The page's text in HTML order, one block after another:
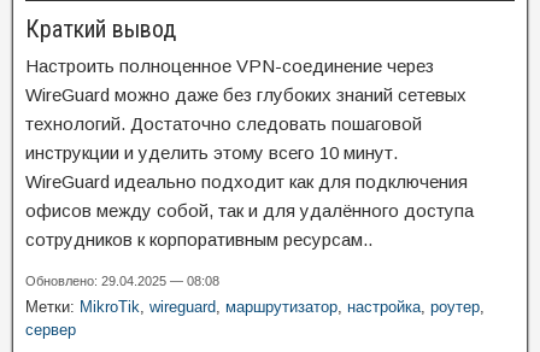
Краткий вывод
Настроить полноценное VPN-соединение через
WireGuard можно даже без глубоких знаний сетевых
технологий. Достаточно следовать пошаговой
инструкции и уделить этому всего 10 минут.
WireGuard идеально подходит как для подключения
офисов между собой, так и для удалённого доступа
сотрудников к корпоративным ресурсам..
Обновлено: 29.04.2025 — 08:08
Метки: MikroTik wireguard маршрутизатор настройка роутер
сервер